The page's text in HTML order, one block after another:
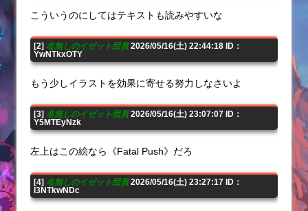
こういうのにしてはテキストも読みやすいな
[2] 名無しのイゼット団員2026/05/16(土) 22:44:18 ID：
YwNTkxOTY
もう少しイラストを効果に寄せる努力しなさいよ
[3] 名無しのイゼット団員2026/05/16(土) 23:07:07 ID：
Y5MTEyNzk
左上はこの絵なら《Fatal Push》だろ
[4] 名無しのイゼット団員2026/05/16(土) 23:27:17 ID：
I3NTkwNDc